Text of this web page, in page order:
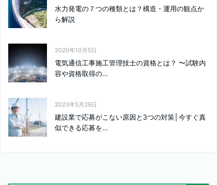
水力発電の７つの種類とは？構造・運用の観点か
ら解説
2020年10月5日
電気通信工事施工管理技士の資格とは？ 〜試験内
容や資格取得の...
2023年5月29日
建設業で応募がこない原因と3つの対策│今すぐ真
似できる応募を...